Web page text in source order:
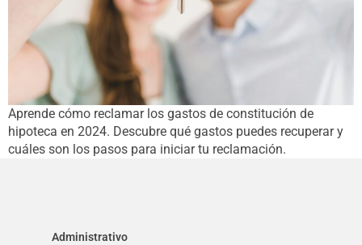
Aprende cómo reclamar los gastos de constitución de
hipoteca en 2024. Descubre qué gastos puedes recuperar y
cuáles son los pasos para iniciar tu reclamación.
Administrativo